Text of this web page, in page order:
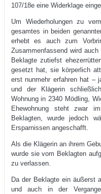
107/18e eine Widerklage
Um Wiederholungen zu
gesamtes in beiden
erhebt es auch zum
Zusammenfassend wird
Beklagte zutiefst
gesetzt hat, sie körperlich
erst nunmehr erfahren hat –
und der Klägerin
Wohnung in 2340 Mödling,
Ehewohnung steht zwar
Beklagten, wurde jedoch
Ersparnissen angeschafft.
Als die Klägerin an ihrem
wurde sie vom Beklagten
zu verlassen.
Da der Beklagte ein äußerst
und auch in der